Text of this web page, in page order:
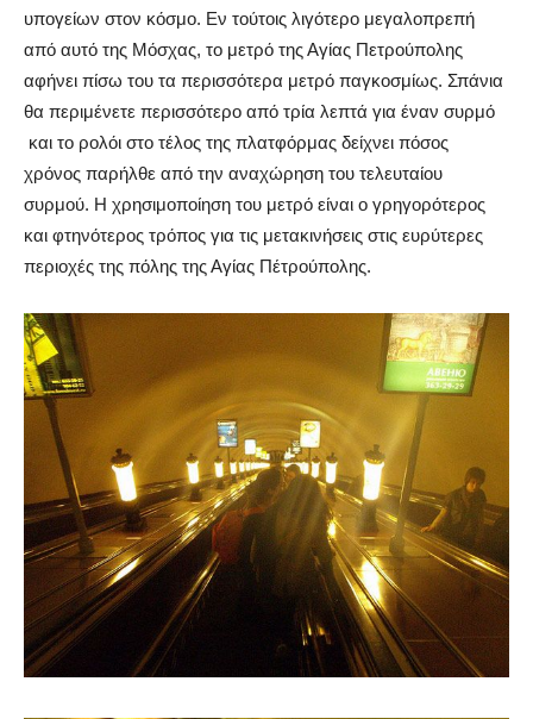
υπογείων στον κόσμο. Εν τούτοις λιγότερο μεγαλοπρεπή
από αυτό της Μόσχας, το μετρό της Αγίας Πετρούπολης
αφήνει πίσω του τα περισσότερα μετρό παγκοσμίως. Σπάνια
θα περιμένετε περισσότερο από τρία λεπτά για έναν συρμό
και το ρολόι στο τέλος της πλατφόρμας δείχνει πόσος
χρόνος παρήλθε από την αναχώρηση του τελευταίου
συρμού. Η χρησιμοποίηση του μετρό είναι ο γρηγορότερος
και φτηνότερος τρόπος για τις μετακινήσεις στις ευρύτερες
περιοχές της πόλης της Αγίας Πέτρούπολης.